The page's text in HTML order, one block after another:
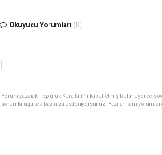
Okuyucu Yorumları (0)
Yorum yazarak Topluluk Kuralları’nı kabul etmiş bulunuyor ve
sorumluluğu tek başınıza üstleniyorsunuz. Yazılan tüm